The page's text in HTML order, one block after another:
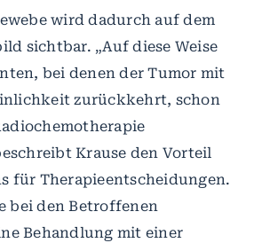
wird dadurch auf dem
sichtbar. „Auf diese Weise
bei denen der Tumor mit
zurückkehrt, schon
Krause den Vorteil
für Therapieentscheidungen.
bei den Betroffenen
Behandlung mit einer